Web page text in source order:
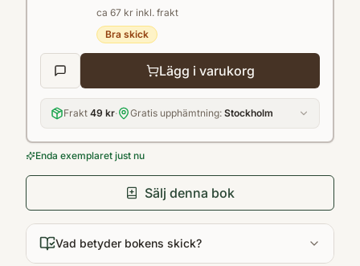
ca 67 kr inkl. frakt
Bra skick
Lägg i varukorg
Frakt 49 kr· Gratis upphämtning: Stockholm
Enda exemplaret just nu
Sälj denna bok
Vad betyder bokens skick?